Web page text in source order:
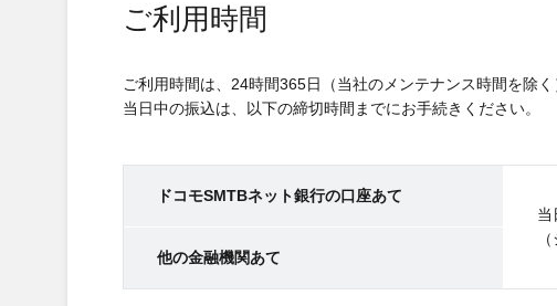
ご利用時間
ご利用時間は、24時間365日（当社のメンテナンス時間を除く
当日中の振込は、以下の締切時間までにお手続きください。
ドコモSMTBネット銀行の口座あて
当
他の金融機関あて